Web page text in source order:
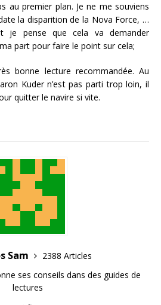
au premier plan. Je ne me souviens
la disparition de la Nova Force, …
je pense que cela va demander
part pour faire le point sur cela;
bonne lecture recommandée. Au
Kuder n’est pas parti trop loin, il
quitter le navire si vite.
Sam
2388 Articles
ses conseils dans des guides de
lectures